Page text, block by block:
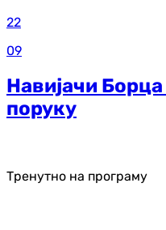
22
09
Навијачи
поруку
Тренутно на програму